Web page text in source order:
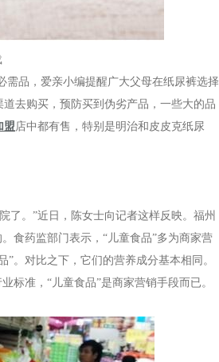
品，爱亲小编提醒广大父母在纸尿裤选择
去购买，预防买到伪劣产品，一些大的品
盟店中都有售，特别是明治和皮皮克纸尿
。”近日，陈女士向记者这样反映。福州
食药监部门表示，“儿童食品”多为商家营
。对比之下，它们的营养成分基本相同。
标准，“儿童食品”是商家营销手段而已。